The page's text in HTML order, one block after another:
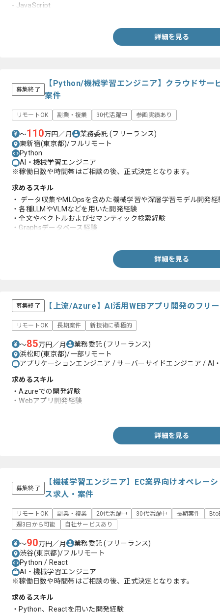
- JavaScript
・画像解析や生成AIに関する知識・経験
詳細を見る
募集終了
【Python/機械学習エンジニア】クラウドサー
案件
リモートOK 副業・複業 30代活躍中 参画実績あり
〜110万円／月 業務委託(フリーランス)
東新宿(東京都)/フルリモート
Python
AI・機械学習エンジニア
※稼働日数や時間帯はご相談の後、正式決定となります。
求めるスキル
・ データ収集やMLOpsを含めた機械学習や深層学習モデル開発経
・各種LLMやVLMなどを用いた開発経験
・全文やベクトルおよびセマンティック検索経験
・Graphsデータベース経験
詳細を見る
募集終了 【上流/Azure】AI活用WEBアプリ開発のフリ
リモートOK 長期案件 新技術に積極的
〜85万円／月 業務委託(フリーランス)
浜松町(東京都)/一部リモート
アプリケーションエンジニア / サーバーサイドエンジニア / AI
求めるスキル
・Azureでの開発経験
・Webアプリ開発経験
詳細を見る
募集終了
【機械学習エンジニア】EC業界向けオペレー
ス求人・案件
リモートOK 副業・複業 20代活躍中 30代活躍中 長期案件
週3日から可能
自社サービスあり
〜90万円／月 業務委託(フリーランス)
渋谷(東京都)/フルリモート
Python / React
AI・機械学習エンジニア
※稼働日数や時間帯はご相談の後、正式決定となります。
求めるスキル
・Python、Reactを用いた開発経験